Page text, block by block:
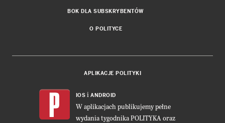
BOK DLA SUBSKRYBENTÓW
O POLITYCE
APLIKACJE POLITYKI
IOS i ANDROID
W aplikacjach publikujemy pełne
wydania tygodnika POLITYKA oraz